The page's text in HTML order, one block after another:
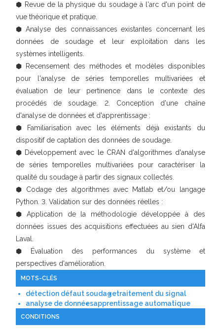
⬢ Revue de la physique du soudage à l'arc d'un point de
vue théorique et pratique.
⬢ Analyse des connaissances existantes concernant les
données de soudage et leur exploitation dans les
systèmes intelligents.
⬢ Recensement des méthodes et modèles disponibles
pour l'analyse de séries temporelles multivariées et
évaluation de leur pertinence dans le contexte des
procédés de soudage. 2. Conception d'une chaîne
d'analyse de données et d'apprentissage :
⬢ Familiarisation avec les éléments déjà existants du
dispositif de captation des données de soudage.
⬢ Développement avec le CRAN d'algorithmes d'analyse
de séries temporelles multivariées pour caractériser la
qualité du soudage à partir des signaux collectés.
⬢ Codage des algorithmes avec Matlab et/ou langage
Python. 3. Validation sur des données réelles :
⬢ Application de la méthodologie développée à des
données issues des acquisitions effectuées au sien d'Alfa
Laval.
⬢ Évaluation des performances du système et
perspectives d'amélioration.
MOTS-CLÉS
détection défaut soudagetraitement du signal
analyse de donnéesapprentissage automatique
CONDITIONS